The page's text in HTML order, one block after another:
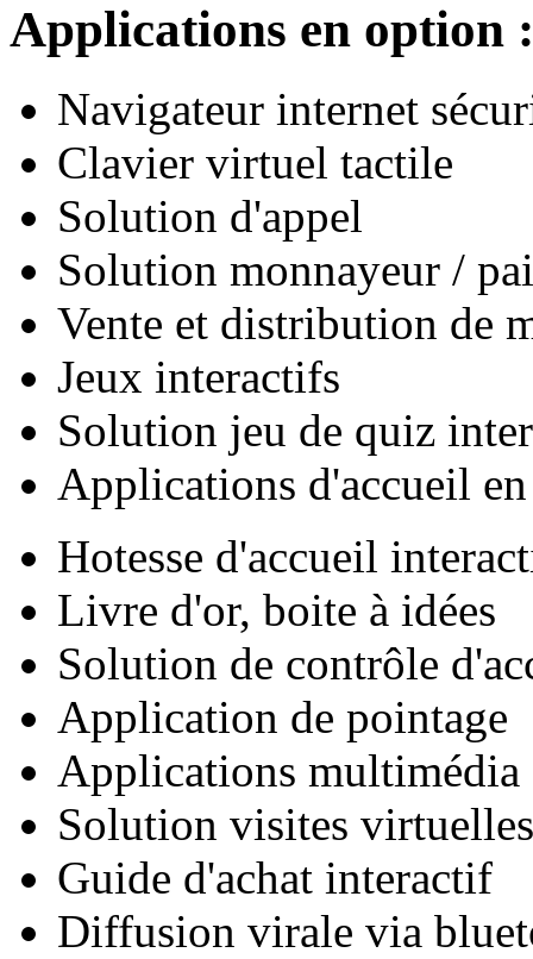
Applications en option :
Navigateur internet
Clavier virtuel tactile
Solution d'appel
Solution monnayeur /
Vente et distribution de
Jeux interactifs
Solution jeu de quiz
Applications d'accueil
Hotesse d'accueil
Livre d'or, boite à idées
Solution de contrôle
Application de pointage
Applications multimédia
Solution visites virtuelles
Guide d'achat interactif
Diffusion virale via